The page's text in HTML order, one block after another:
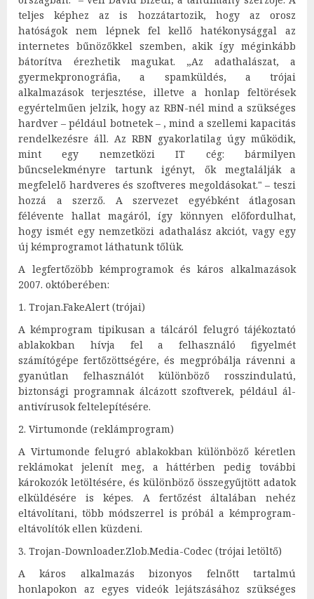
teljes képhez az is hozzátartozik, hogy az orosz
hatóságok nem lépnek fel kellő hatékonysággal az
internetes bűnözőkkel szemben, akik így méginkább
bátorítva érezhetik magukat. „Az adathalászat, a
gyermekpronográfia, a spamküldés, a trójai
alkalmazások terjesztése, illetve a honlap feltörések
egyértelműen jelzik, hogy az RBN-nél mind a szükséges
hardver – például botnetek – , mind a szellemi kapacitás
rendelkezésre áll. Az RBN gyakorlatilag úgy működik,
mint egy nemzetközi IT cég: bármilyen
bűncselekményre tartunk igényt, ők megtalálják a
megfelelő hardveres és szoftveres megoldásokat." – teszi
hozzá a szerző. A szervezet egyébként átlagosan
félévente hallat magáról, így könnyen előfordulhat,
hogy ismét egy nemzetközi adathalász akciót, vagy egy
új kémprogramot láthatunk tőlük.
A legfertőzöbb kémprogramok és káros alkalmazások
2007. októberében:
1. Trojan.FakeAlert (trójai)
A kémprogram tipikusan a tálcáról felugró tájékoztató
ablakokban hívja fel a felhasználó figyelmét
számítógépe fertőzöttségére, és megpróbálja rávenni a
gyanútlan felhasználót különböző rosszindulatú,
biztonsági programnak álcázott szoftverek, például ál-
antivírusok feltelepítésére.
2. Virtumonde (reklámprogram)
A Virtumonde felugró ablakokban különböző kéretlen
reklámokat jelenít meg, a háttérben pedig további
károkozók letöltésére, és különböző összegyűjtött adatok
elküldésére is képes. A fertőzést általában nehéz
eltávolítani, több módszerrel is próbál a kémprogram-
eltávolítók ellen küzdeni.
3. Trojan-Downloader.Zlob.Media-Codec (trójai letöltő)
A káros alkalmazás bizonyos felnőtt tartalmú
honlapokon az egyes videók lejátszásához szükséges